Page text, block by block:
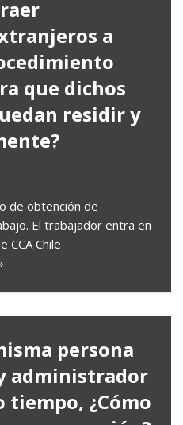
a
que dichos
residir y
de obtención de
El trabajador entra en
CCA Chile
persona
administrador
tiempo, ¿Cómo